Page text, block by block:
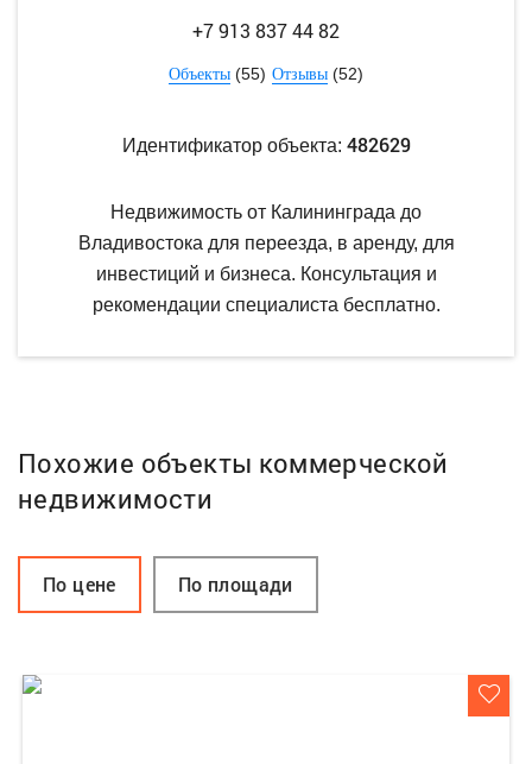
+7 913 837 44 82
Объекты (55) Отзывы (52)
Идентификатор объекта: 482629
Недвижимость от Калининграда до
Владивостока для переезда, в аренду, для
инвестиций и бизнеса. Консультация и
рекомендации специалиста бесплатно.
Похожие объекты коммерческой
недвижимости
По цене По площади